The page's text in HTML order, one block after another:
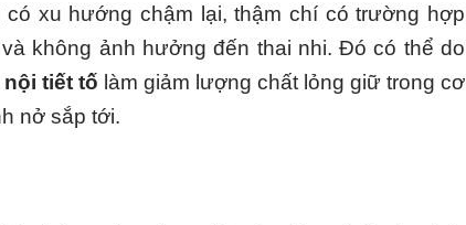
xu hướng chậm lại, thậm chí có trường hợp
không ảnh hưởng đến thai nhi. Đó có thể do
nội tiết tố làm giảm lượng chất lỏng giữ trong cơ
nở sắp tới.